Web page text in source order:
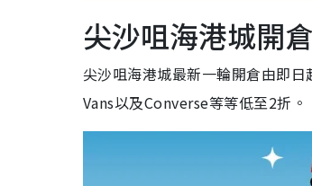
尖沙咀海港城開倉
尖沙咀海港城最新一輪開倉由即
Vans以及Converse等等低至2折。